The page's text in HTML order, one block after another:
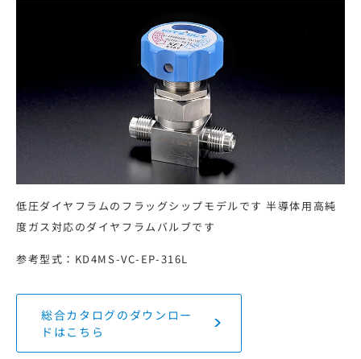
CN KR
ログイン・新規会員登録
低圧ダイヤフラムのフラッグシップモデルです 半導体用高純
度ガス対応のダイヤフラムバルブです
参考型式：KD4MS-VC-EP-316L
総合カタログのダウンロー
ドはこちら